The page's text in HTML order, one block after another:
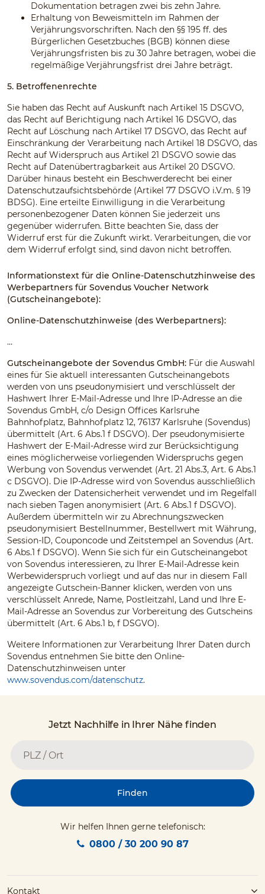
Dokumentation betragen zwei bis zehn Jahre.
Erhaltung von Beweismitteln im Rahmen der
Verjährungsvorschriften. Nach den §§ 195 ff. des
Bürgerlichen Gesetzbuches (BGB) können diese
Verjährungsfristen bis zu 30 Jahre betragen, wobei die
regelmäßige Verjährungsfrist drei Jahre beträgt.
5. Betroffenenrechte
Sie haben das Recht auf Auskunft nach Artikel 15 DSGVO,
das Recht auf Berichtigung nach Artikel 16 DSGVO, das
Recht auf Löschung nach Artikel 17 DSGVO, das Recht auf
Einschränkung der Verarbeitung nach Artikel 18 DSGVO, das
Recht auf Widerspruch aus Artikel 21 DSGVO sowie das
Recht auf Datenübertragbarkeit aus Artikel 20 DSGVO.
Darüber hinaus besteht ein Beschwerderecht bei einer
Datenschutzaufsichtsbehörde (Artikel 77 DSGVO i.V.m. § 19
BDSG). Eine erteilte Einwilligung in die Verarbeitung
personenbezogener Daten können Sie jederzeit uns
gegenüber widerrufen. Bitte beachten Sie, dass der
Widerruf erst für die Zukunft wirkt. Verarbeitungen, die vor
dem Widerruf erfolgt sind, sind davon nicht betroffen.
Informationstext für die Online-Datenschutzhinweise des
Werbepartners für Sovendus Voucher Network
(Gutscheinangebote):
Online-Datenschutzhinweise (des Werbepartners):
…
Gutscheinangebote der Sovendus GmbH: Für die Auswahl
eines für Sie aktuell interessanten Gutscheinangebots
werden von uns pseudonymisiert und verschlüsselt der
Hashwert Ihrer E-Mail-Adresse und Ihre IP-Adresse an die
Sovendus GmbH, c/o Design Offices Karlsruhe
Bahnhofplatz, Bahnhofplatz 12, 76137 Karlsruhe (Sovendus)
übermittelt (Art. 6 Abs.1 f DSGVO). Der pseudonymisierte
Hashwert der E-Mail-Adresse wird zur Berücksichtigung
eines möglicherweise vorliegenden Widerspruchs gegen
Werbung von Sovendus verwendet (Art. 21 Abs.3, Art. 6 Abs.1
c DSGVO). Die IP-Adresse wird von Sovendus ausschließlich
zu Zwecken der Datensicherheit verwendet und im Regelfall
nach sieben Tagen anonymisiert (Art. 6 Abs.1 f DSGVO).
Außerdem übermitteln wir zu Abrechnungszwecken
pseudonymisiert Bestellnummer, Bestellwert mit Währung,
Session-ID, Couponcode und Zeitstempel an Sovendus (Art.
6 Abs.1 f DSGVO). Wenn Sie sich für ein Gutscheinangebot
von Sovendus interessieren, zu Ihrer E-Mail-Adresse kein
Werbewiderspruch vorliegt und auf das nur in diesem Fall
angezeigte Gutschein-Banner klicken, werden von uns
verschlüsselt Anrede, Name, Postleitzahl, Land und Ihre E-
Mail-Adresse an Sovendus zur Vorbereitung des Gutscheins
übermittelt (Art. 6 Abs.1 b, f DSGVO).
Weitere Informationen zur Verarbeitung Ihrer Daten durch
Sovendus entnehmen Sie bitte den Online-
Datenschutzhinweisen unter
www.sovendus.com/datenschutz.
Jetzt Nachhilfe in Ihrer Nähe finden
Finden
Wir helfen Ihnen gerne telefonisch:
0800 / 30 200 90 87
Kontakt